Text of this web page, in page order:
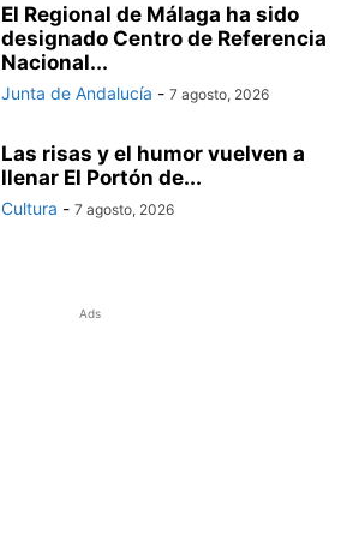
El Regional de Málaga ha sido
designado Centro de Referencia
Nacional...
Junta de Andalucía - 7 agosto, 2026
Las risas y el humor vuelven a
llenar El Portón de...
Cultura - 7 agosto, 2026
Ads